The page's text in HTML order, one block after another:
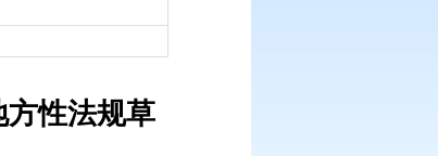
市政府令
2017-07-26
和规章制定程序规定